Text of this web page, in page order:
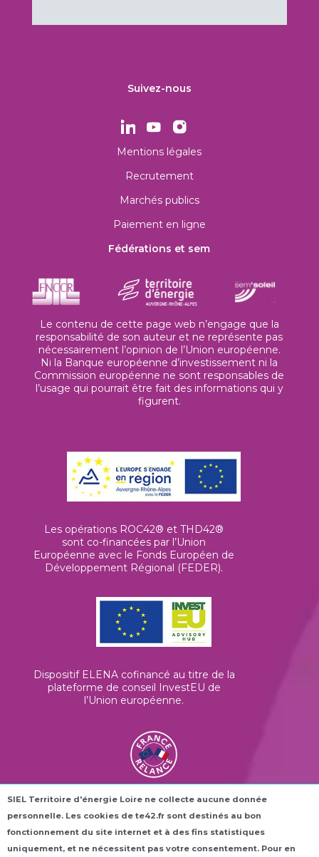
Suivez-nous
Mentions légales
Recrutement
Marchés publics
Paiement en ligne
Fédérations et sem
Le contenu de cette page web n’engage que la
responsabilité de son auteur et ne représente pas
nécessairement l’opinion de l’Union européenne.
Ni la Banque européenne d’investissement ni la
Commission européenne ne sont responsables de
l’usage qui pourrait être fait des informations qui y
figurent.
Les opérations ROC42® et THD42®
sont co-financées par l’Union
Européenne avec le Fonds Européen de
Développement Régional (FEDER).
Dispositif ELENA cofinancé au titre de la
plateforme de conseil InvestEU de
l’Union européenne.
Les horloges connectées ROC42® sont
financées dans le cadre du plan France
Relance.
SIEL Territoire d'énergie Loire ne collecte aucune donnée
personnelle. Les cookies de te42.fr sont destinés au bon
fonctionnement du site internet et à des fins statistiques
uniquement, et ne nécessitent pas votre consentement. Pour en